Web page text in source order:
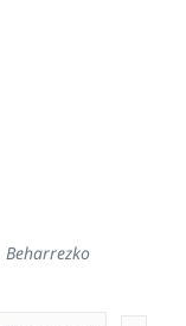
Beharrezko